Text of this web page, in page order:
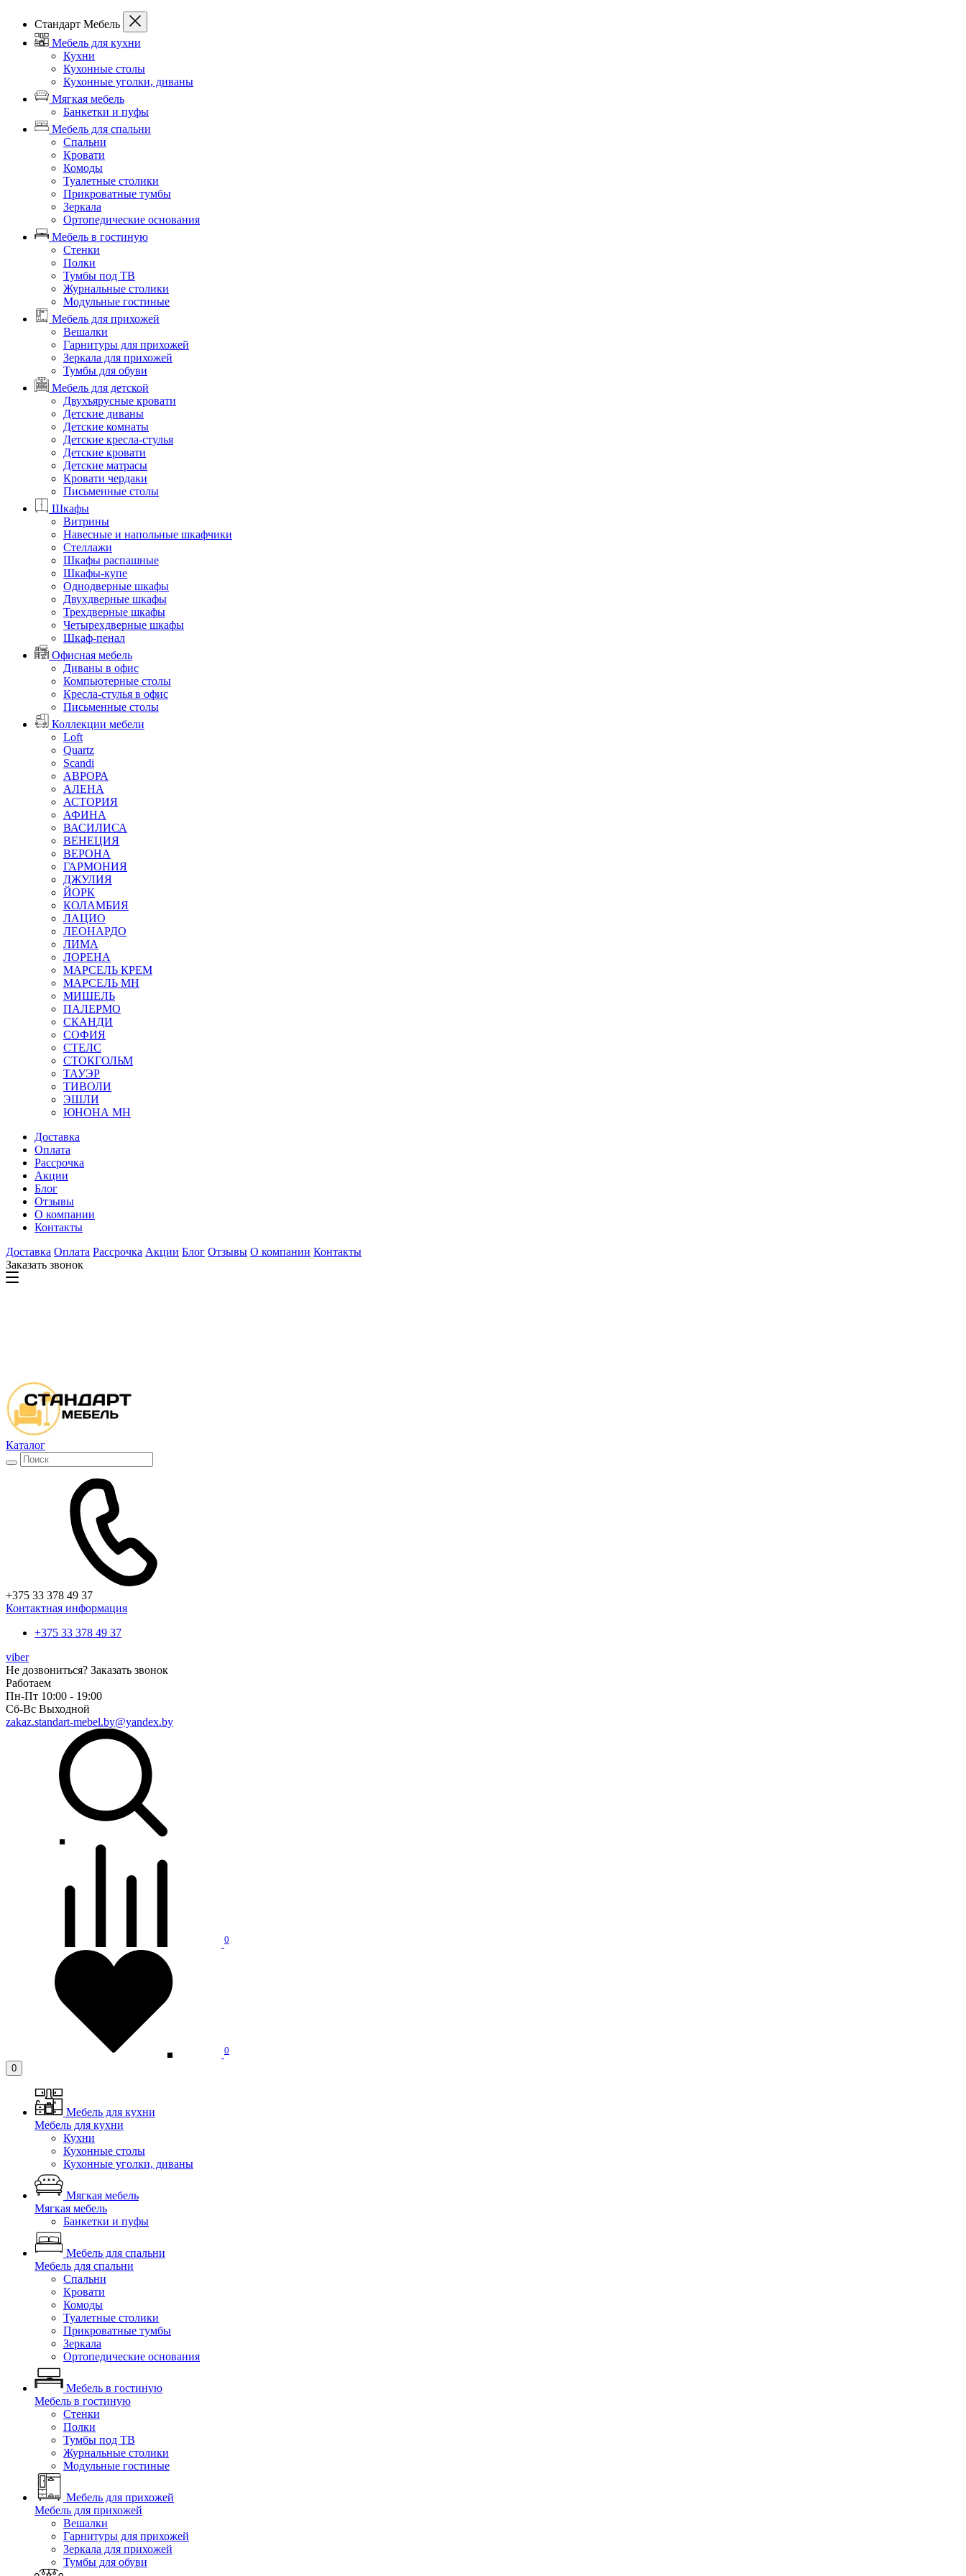
Стандарт Мебель
Мебель для кухни
Кухни
Кухонные столы
Кухонные уголки, диваны
Мягкая мебель
Банкетки и пуфы
Мебель для спальни
Спальни
Кровати
Комоды
Туалетные столики
Прикроватные тумбы
Зеркала
Ортопедические основания
Мебель в гостиную
Стенки
Полки
Тумбы под ТВ
Журнальные столики
Модульные гостиные
Мебель для прихожей
Вешалки
Гарнитуры для прихожей
Зеркала для прихожей
Тумбы для обуви
Мебель для детской
Двухъярусные кровати
Детские диваны
Детские комнаты
Детские кресла-стулья
Детские кровати
Детские матрасы
Кровати чердаки
Письменные столы
Шкафы
Витрины
Навесные и напольные шкафчики
Стеллажи
Шкафы распашные
Шкафы-купе
Однодверные шкафы
Двухдверные шкафы
Трехдверные шкафы
Четырехдверные шкафы
Шкаф-пенал
Офисная мебель
Диваны в офис
Компьютерные столы
Кресла-стулья в офис
Письменные столы
Коллекции мебели
Loft
Quartz
Scandi
АВРОРА
АЛЕНА
АСТОРИЯ
АФИНА
ВАСИЛИСА
ВЕНЕЦИЯ
ВЕРОНА
ГАРМОНИЯ
ДЖУЛИЯ
ЙОРК
КОЛАМБИЯ
ЛАЦИО
ЛЕОНАРДО
ЛИМА
ЛОРЕНА
МАРСЕЛЬ КРЕМ
МАРСЕЛЬ МН
МИШЕЛЬ
ПАЛЕРМО
СКАНДИ
СОФИЯ
СТЕЛС
СТОКГОЛЬМ
ТАУЭР
ТИВОЛИ
ЭШЛИ
ЮНОНА МН
Доставка
Оплата
Рассрочка
Акции
Блог
Отзывы
О компании
Контакты
Доставка Оплата Рассрочка Акции Блог Отзывы О компании Контакты
Заказать звонок
Каталог
+375 33 378 49 37
Контактная информация
+375 33 378 49 37
viber
Не дозвониться? Заказать звонок
Работаем
Пн-Пт 10:00 - 19:00
Сб-Вс Выходной
zakaz.standart-mebel.by@yandex.by
0
0
0
Мебель для кухни
Мебель для кухни
Кухни
Кухонные столы
Кухонные уголки, диваны
Мягкая мебель
Мягкая мебель
Банкетки и пуфы
Мебель для спальни
Мебель для спальни
Спальни
Кровати
Комоды
Туалетные столики
Прикроватные тумбы
Зеркала
Ортопедические основания
Мебель в гостиную
Мебель в гостиную
Стенки
Полки
Тумбы под ТВ
Журнальные столики
Модульные гостиные
Мебель для прихожей
Мебель для прихожей
Вешалки
Гарнитуры для прихожей
Зеркала для прихожей
Тумбы для обуви